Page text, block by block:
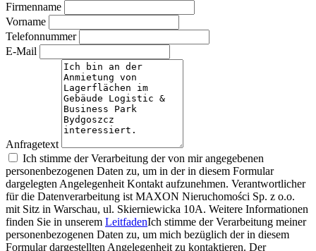
Firmenname
Vorname
Telefonnummer
E-Mail
Anfragetext
Ich stimme der Verarbeitung der von mir angegebenen
personenbezogenen Daten zu, um in der in diesem Formular
dargelegten Angelegenheit Kontakt aufzunehmen. Verantwortlicher
für die Datenverarbeitung ist MAXON Nieruchomości Sp. z o.o.
mit Sitz in Warschau, ul. Skierniewicka 10A. Weitere Informationen
finden Sie in unserem LeitfadenIch stimme der Verarbeitung meiner
personenbezogenen Daten zu, um mich bezüglich der in diesem
Formular dargestellten Angelegenheit zu kontaktieren. Der